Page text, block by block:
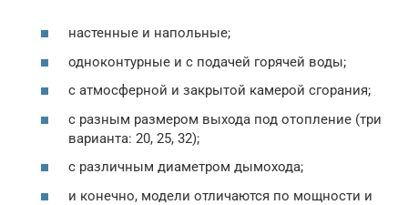
настенные и напольные;
одноконтурные и с подачей горячей воды;
с атмосферной и закрытой камерой сгорания;
с разным размером выхода под отопление (три
варианта: 20, 25, 32);
с различным диаметром дымохода;
и конечно, модели отличаются по мощности и